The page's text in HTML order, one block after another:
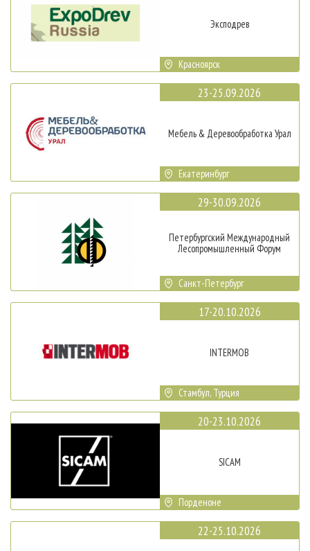
Эксподрев
Красноярск
23-25.09.2026
Мебель & Деревообработка Урал
Екатеринбург
29-30.09.2026
Петербургский Международный
Лесопромышленный Форум
Санкт-Петербург
17-20.10.2026
INTERMOB
Стамбул, Турция
20-23.10.2026
SICAM
Порденоне
22-25.10.2026